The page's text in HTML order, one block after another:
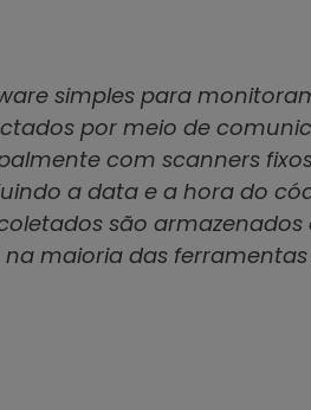
simples para
por meio de
com scanners
a data e a hora do
são armazenados
maioria das